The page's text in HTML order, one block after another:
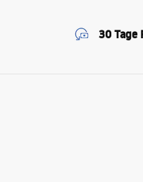
30 Tage